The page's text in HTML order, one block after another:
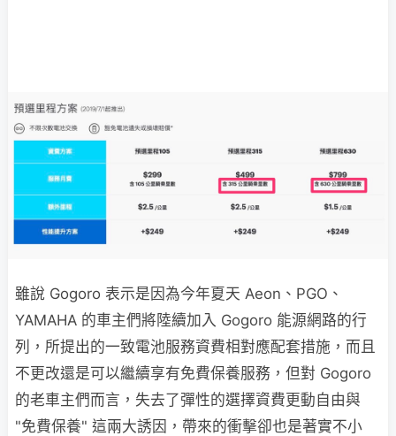
雖說 Gogoro 表示是因為今年夏天 Aeon、PGO、
YAMAHA 的車主們將陸續加入 Gogoro 能源網路的行
列，所提出的一致電池服務資費相對應配套措施，而且
不更改還是可以繼續享有免費保養服務，但對 Gogoro
的老車主們而言，失去了彈性的選擇資費更動自由與
"免費保養" 這兩大誘因，帶來的衝擊卻也是著實不小